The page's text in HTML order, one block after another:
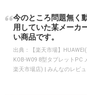
今のところ問題無く
用していた某メーカ
い商品です。
出典：
【楽天市場】
KOB-W09 8型タブレットPC
楽天市場店) | みんなのレビュ